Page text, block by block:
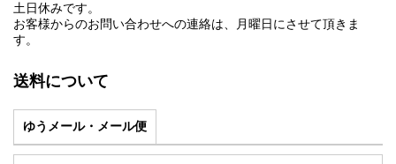
土日休みです。
お客様からのお問い合わせへの連絡は、月曜日にさせて頂きま
す。
送料について
ゆうメール・メール便